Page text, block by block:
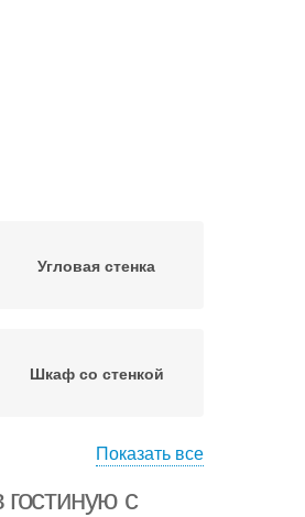
Угловая стенка
Шкаф со стенкой
Показать все
с